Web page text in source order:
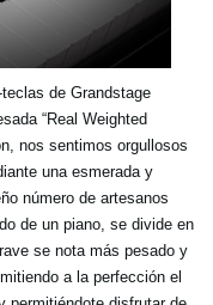
de Grandstage
“Real Weighted
nos sentimos orgullosos
una esmerada y
número de artesanos
de un piano, se divide en
se nota más pesado y
a la perfección el